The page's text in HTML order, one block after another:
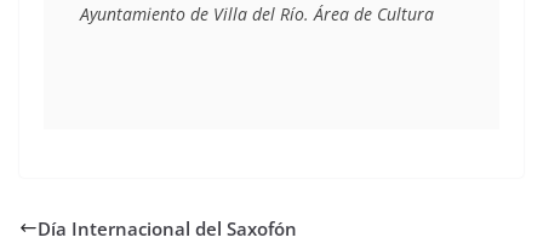
Ayuntamiento de Villa del Río. Área de Cultura
Día Internacional del Saxofón